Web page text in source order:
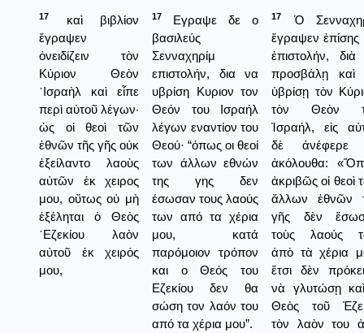
17
καὶ βιβλίον
ἔγραψεν
ὀνειδίζειν τὸν
Κύριον Θεὸν
᾿Ισραὴλ καὶ εἶπε
περὶ αὐτοῦ λέγων·
ὡς οἱ θεοὶ τῶν
ἐθνῶν τῆς γῆς οὐκ
ἐξείλαντο λαοὺς
αὐτῶν ἐκ χειρος
μου, οὕτως οὐ μὴ
ἐξέληται ὁ Θεὸς
᾿Εζεκίου λαὸν
αὐτοῦ ἐκ χειρός
μου,
17
Εγραψε δε ο
βασιλεύς
Σενναχηρίμ
επιστολήν, δια να
υβρίση Κυριον τον
Θεόν του Ισραήλ
λέγων εναντίον του
Θεού· “όπως οι θεοί
των άλλων εθνών
της γης δεν
έσωσαν τους λαούς
των από τα χέρια
μου, κατά
παρόμοιον τρόπον
και ο Θεός του
Εζεκίου δεν θα
σώση τον λαόν του
από τα χέρια μου”.
17
Ὁ
ἔγραψεν ἐπίσης
ἐπιστολήν,
προσβάλῃ καὶ
ὑβρίσῃ τὸν
τὸν Θεὸν
Ἰσραήλ, εἰς
δὲ ἀνέφερε
ἀκόλουθα:
ἀκριβῶς οἱ θεοὶ
ἄλλων ἐθνῶν
γῆς δὲν
τοὺς λαούς
ἀπὸ τὰ χέρια
ἔτσι δὲν
νὰ γλυτώσῃ
Θεὸς τοῦ
τὸν λαὸν του